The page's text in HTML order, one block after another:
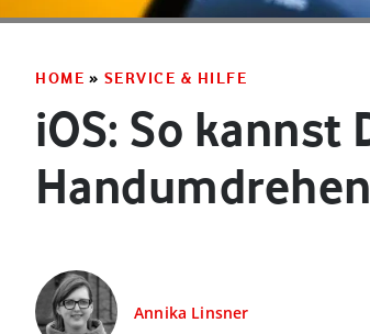
HOME » SERVICE & HILFE
iOS: So kannst
Annika Linsner